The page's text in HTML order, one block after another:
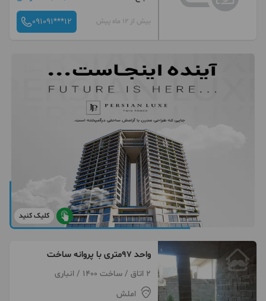
بیش از 12 ماه پیش 091091***12
کلیک کنید
واحد ۹۷متری با پروانه ساخت
2 اتاق / ساخت 1400 / انباری
املش